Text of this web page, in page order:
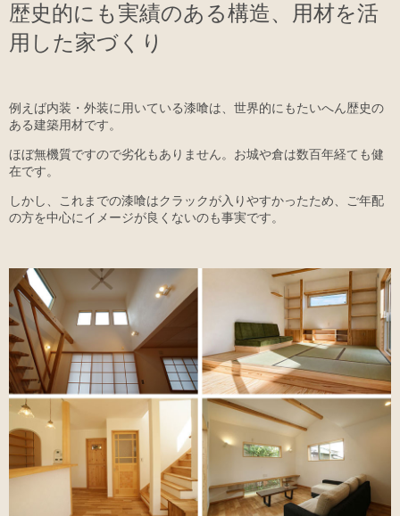
歴史的にも実績のある構造、用材を活
用した家づくり
例えば内装・外装に用いている漆喰は、世界的にもたいへん歴史の
ある建築用材です。
ほぼ無機質ですので劣化もありません。お城や倉は数百年経ても健
在です。
しかし、これまでの漆喰はクラックが入りやすかったため、ご年配
の方を中心にイメージが良くないのも事実です。